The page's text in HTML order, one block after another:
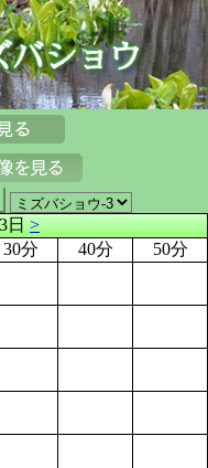
日>
30分 40分
50分